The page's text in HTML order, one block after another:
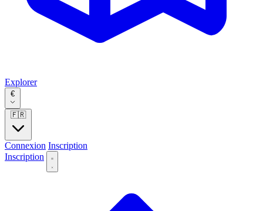
Explorer
€
🇫🇷
Connexion Inscription
Inscription